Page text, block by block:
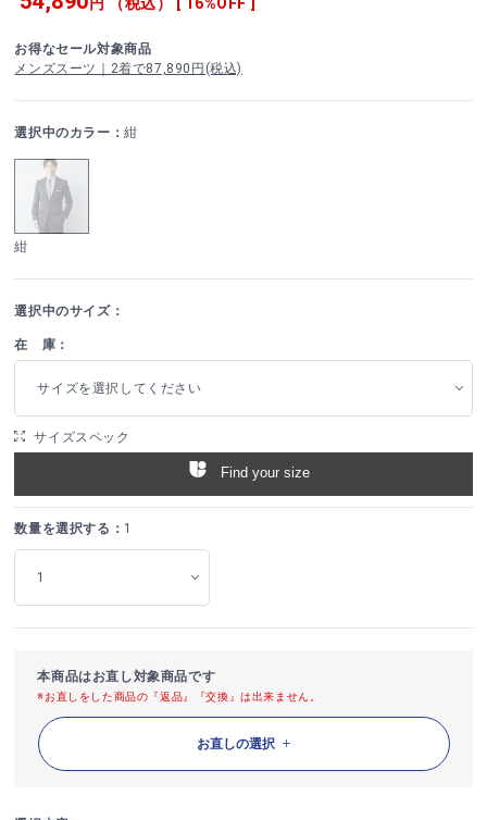
円 （税込） [ 16%OFF ]
お得なセール対象商品
メンズスーツ｜2着で87,890円(税込)
選択中のカラー：紺
紺
選択中のサイズ：
在 庫：
サイズを選択してください
サイズスペック
Find your size
数量を選択する： 1
本商品はお直し対象商品です
※お直しをした商品の『返品』『交換』は出来ません。
お直しの選択